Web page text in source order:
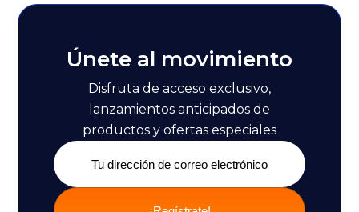
Únete al movimiento
Disfruta de acceso exclusivo,
lanzamientos anticipados de
productos y ofertas especiales